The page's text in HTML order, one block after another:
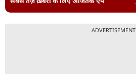
ADVERTISEMENT